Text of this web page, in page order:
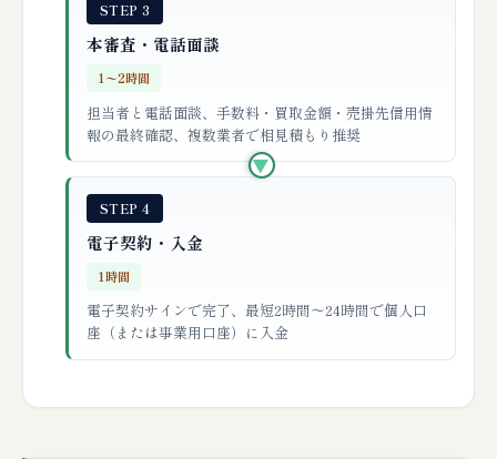
STEP 3
本審査・電話面談
1〜2時間
担当者と電話面談、手数料・買取金額・売掛先信用情
報の最終確認、複数業者で相見積もり推奨
▶
STEP 4
電子契約・入金
1時間
電子契約サインで完了、最短2時間〜24時間で個人口
座（または事業用口座）に入金